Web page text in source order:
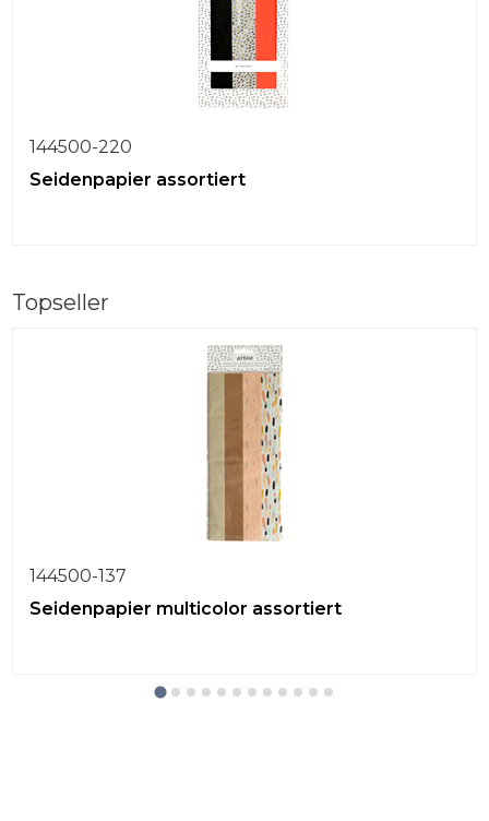
144500-220
Seidenpapier assortiert
Topseller
144500-137
Seidenpapier multicolor assortiert